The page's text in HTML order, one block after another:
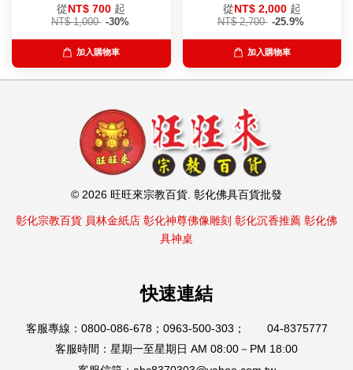
從NT$ 700 起
NT$ 1,000 -30%
加入購物車
從NT$ 2,000 起
NT$ 2,700 -25.9%
加入購物車
© 2026 旺旺來宗教百貨. 彰化佛具百貨批發
彰化宗教百貨 員林金紙店 彰化神尊佛像雕刻 彰化沉香推薦 彰化佛
具神桌
快速連結
客服專線：0800-086-678；0963-500-303； 04-8375777
客服時間：星期一至星期日 AM 08:00－PM 18:00